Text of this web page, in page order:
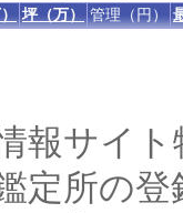
坪（万） 管理（円）
報サイト
定所の